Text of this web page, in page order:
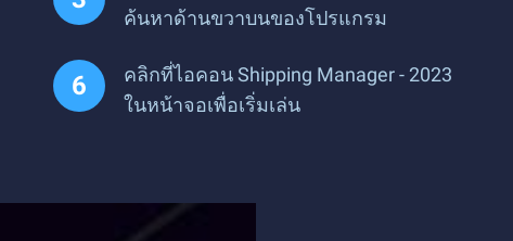
ค้นหาด้านขวาบนของโปรแกรม
คลิกที่ไอคอน Shipping Manager - 2023
ในหน้าจอเพื่อเริ่มเล่น